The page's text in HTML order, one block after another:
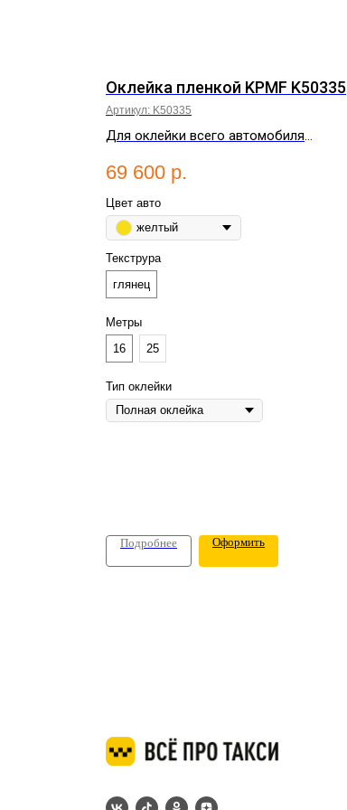
Оклейка пленкой KPMF K50335
Артикул: K50335
Для оклейки всего автомобиля
69 600 р.
Цвет авто
желтый
Текструра
глянец
Метры
16
25
Тип оклейки
Подробнее Оформить